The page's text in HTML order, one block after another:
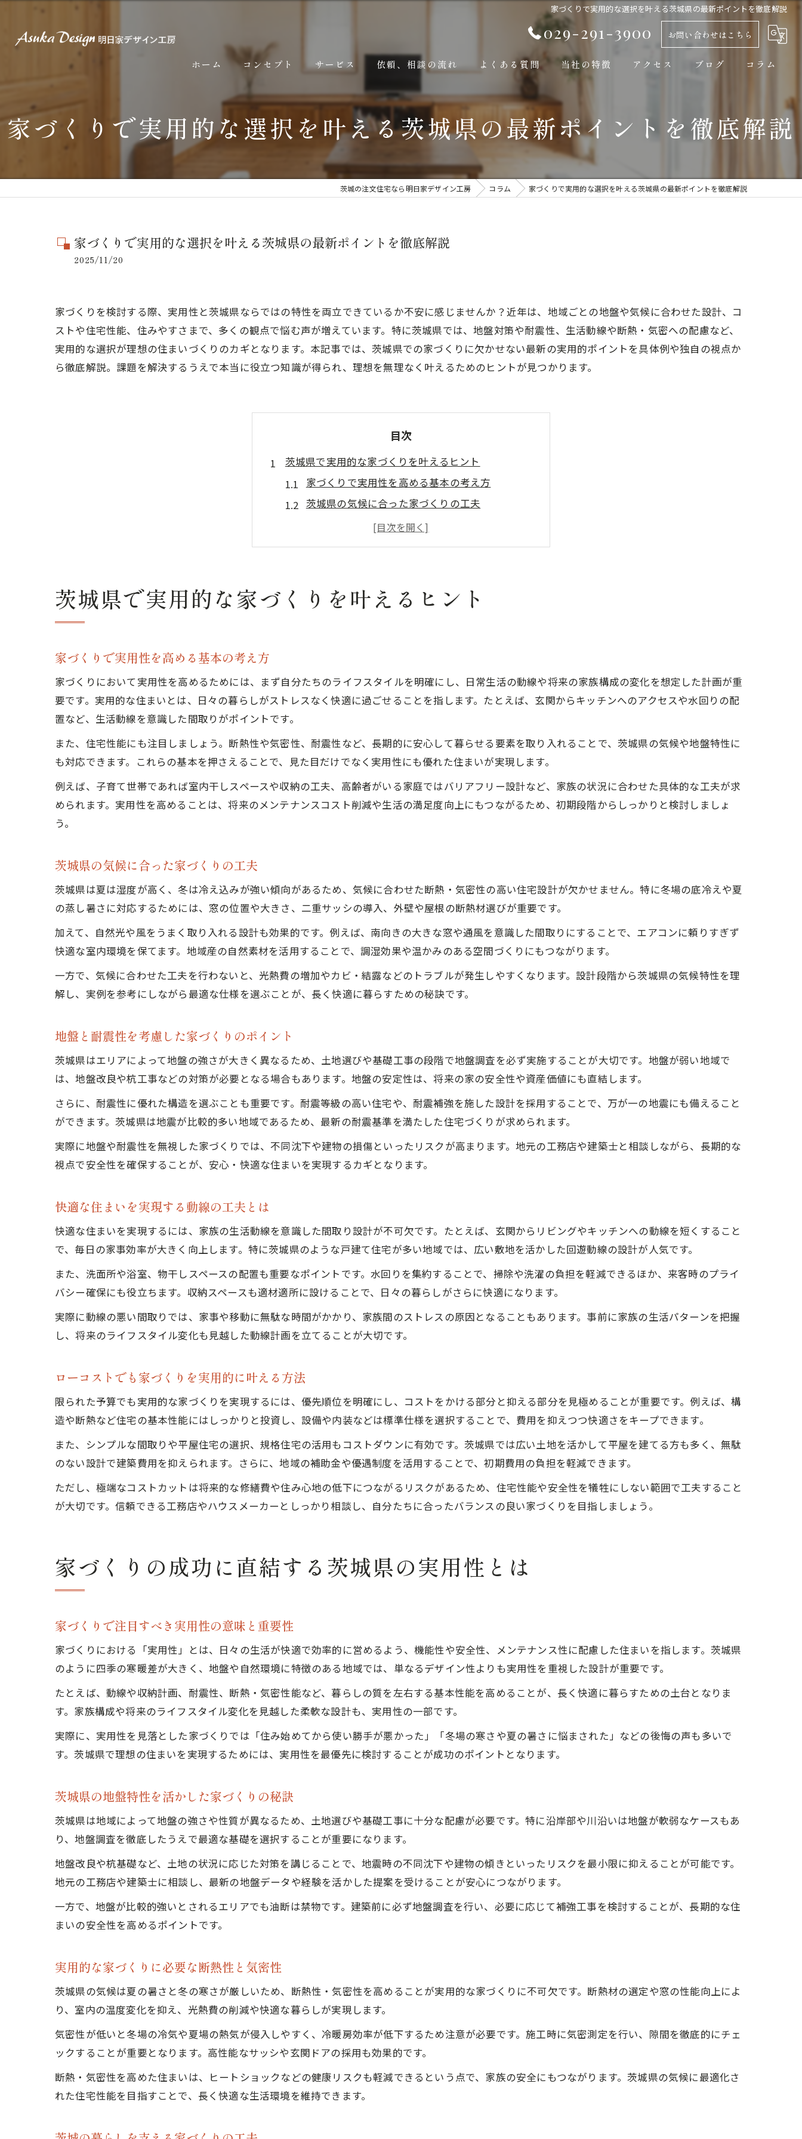
家づくりで実用的な選択を叶える茨城県の最新ポイントを徹底解説
029-291-3900 お問い合わせはこちら
ホーム コンセプト サービス 依頼、相談の流れ よくある質問 当社の特徴
新築
平屋
自然素材
工務店
アクセス ブログ コラム
家づくりで実用的な選択を叶える茨城県の最新ポイントを徹底解説
茨城の注文住宅なら明日家デザイン工房 コラム 家づくりで実用的な選択を叶える茨城県の最新ポイントを徹底解説
家づくりで実用的な選択を叶える茨城県の最新ポイントを徹底解説
2025/11/20
家づくりを検討する際、実用性と茨城県ならではの特性を両立できているか不安に感じませんか？近年は、地域ごとの地盤や気候に合わせた設計、コ
ストや住宅性能、住みやすさまで、多くの観点で悩む声が増えています。特に茨城県では、地盤対策や耐震性、生活動線や断熱・気密への配慮など、
実用的な選択が理想の住まいづくりのカギとなります。本記事では、茨城県での家づくりに欠かせない最新の実用的ポイントを具体例や独自の視点か
ら徹底解説。課題を解決するうえで本当に役立つ知識が得られ、理想を無理なく叶えるためのヒントが見つかります。
目次
茨城県で実用的な家づくりを叶えるヒント
家づくりで実用性を高める基本の考え方
茨城県の気候に合った家づくりの工夫
地盤と耐震性を考慮した家づくりのポイント
快適な住まいを実現する動線の工夫とは
家づくりの成功に直結する茨城県の実用性とは
家づくりで注目すべき実用性の意味と重要性
実用性を重視した家づくりの間取り設計術
快適な暮らしを実現する茨城の家づくり術
茨城の四季に対応した家づくりの工夫
家づくりで考える生活動線と収納の最適化
地盤や災害リスクを考えた家づくりの工夫
家づくりにおける耐震・省エネの重要性
家づくりで家族のライフスタイルを反映する方法
家族の声を活かす家づくりの進め方
実用的な家を目指す方に茨城県が選ばれる理由
家づくりで茨城県が支持される実用的魅力
茨城の家づくりに適した土地と環境の特徴
実用性重視の家づくりが叶う地元のメリット
家づくり経験者が語る茨城の住みやすさ
茨城県で実用的な家づくりを叶えるヒント
家づくりで実用性を高める基本の考え方
家づくりにおいて実用性を高めるためには、まず自分たちのライフスタイルを明確にし、日常生活の動線や将来の家族構成の変化を想定した計画が重
要です。実用的な住まいとは、日々の暮らしがストレスなく快適に過ごせることを指します。たとえば、玄関からキッチンへのアクセスや水回りの配
置など、生活動線を意識した間取りがポイントです。
また、住宅性能にも注目しましょう。断熱性や気密性、耐震性など、長期的に安心して暮らせる要素を取り入れることで、茨城県の気候や地盤特性に
も対応できます。これらの基本を押さえることで、見た目だけでなく実用性にも優れた住まいが実現します。
例えば、子育て世帯であれば室内干しスペースや収納の工夫、高齢者がいる家庭ではバリアフリー設計など、家族の状況に合わせた具体的な工夫が求
められます。実用性を高めることは、将来のメンテナンスコスト削減や生活の満足度向上にもつながるため、初期段階からしっかりと検討しましょ
う。
茨城県の気候に合った家づくりの工夫
茨城県は夏は湿度が高く、冬は冷え込みが強い傾向があるため、気候に合わせた断熱・気密性の高い住宅設計が欠かせません。特に冬場の底冷えや夏
の蒸し暑さに対応するためには、窓の位置や大きさ、二重サッシの導入、外壁や屋根の断熱材選びが重要です。
加えて、自然光や風をうまく取り入れる設計も効果的です。例えば、南向きの大きな窓や通風を意識した間取りにすることで、エアコンに頼りすぎず
快適な室内環境を保てます。地域産の自然素材を活用することで、調湿効果や温かみのある空間づくりにもつながります。
一方で、気候に合わせた工夫を行わないと、光熱費の増加やカビ・結露などのトラブルが発生しやすくなります。設計段階から茨城県の気候特性を理
解し、実例を参考にしながら最適な仕様を選ぶことが、長く快適に暮らすための秘訣です。
地盤と耐震性を考慮した家づくりのポイント
茨城県はエリアによって地盤の強さが大きく異なるため、土地選びや基礎工事の段階で地盤調査を必ず実施することが大切です。地盤が弱い地域で
は、地盤改良や杭工事などの対策が必要となる場合もあります。地盤の安定性は、将来の家の安全性や資産価値にも直結します。
さらに、耐震性に優れた構造を選ぶことも重要です。耐震等級の高い住宅や、耐震補強を施した設計を採用することで、万が一の地震にも備えること
ができます。茨城県は地震が比較的多い地域であるため、最新の耐震基準を満たした住宅づくりが求められます。
実際に地盤や耐震性を無視した家づくりでは、不同沈下や建物の損傷といったリスクが高まります。地元の工務店や建築士と相談しながら、長期的な
視点で安全性を確保することが、安心・快適な住まいを実現するカギとなります。
快適な住まいを実現する動線の工夫とは
快適な住まいを実現するには、家族の生活動線を意識した間取り設計が不可欠です。たとえば、玄関からリビングやキッチンへの動線を短くすること
で、毎日の家事効率が大きく向上します。特に茨城県のような戸建て住宅が多い地域では、広い敷地を活かした回遊動線の設計が人気です。
また、洗面所や浴室、物干しスペースの配置も重要なポイントです。水回りを集約することで、掃除や洗濯の負担を軽減できるほか、来客時のプライ
バシー確保にも役立ちます。収納スペースも適材適所に設けることで、日々の暮らしがさらに快適になります。
実際に動線の悪い間取りでは、家事や移動に無駄な時間がかかり、家族間のストレスの原因となることもあります。事前に家族の生活パターンを把握
し、将来のライフスタイル変化も見越した動線計画を立てることが大切です。
ローコストでも家づくりを実用的に叶える方法
限られた予算でも実用的な家づくりを実現するには、優先順位を明確にし、コストをかける部分と抑える部分を見極めることが重要です。例えば、構
造や断熱など住宅の基本性能にはしっかりと投資し、設備や内装などは標準仕様を選択することで、費用を抑えつつ快適さをキープできます。
また、シンプルな間取りや平屋住宅の選択、規格住宅の活用もコストダウンに有効です。茨城県では広い土地を活かして平屋を建てる方も多く、無駄
のない設計で建築費用を抑えられます。さらに、地域の補助金や優遇制度を活用することで、初期費用の負担を軽減できます。
ただし、極端なコストカットは将来的な修繕費や住み心地の低下につながるリスクがあるため、住宅性能や安全性を犠牲にしない範囲で工夫すること
が大切です。信頼できる工務店やハウスメーカーとしっかり相談し、自分たちに合ったバランスの良い家づくりを目指しましょう。
家づくりの成功に直結する茨城県の実用性とは
家づくりで注目すべき実用性の意味と重要性
家づくりにおける「実用性」とは、日々の生活が快適で効率的に営めるよう、機能性や安全性、メンテナンス性に配慮した住まいを指します。茨城県
のように四季の寒暖差が大きく、地盤や自然環境に特徴のある地域では、単なるデザイン性よりも実用性を重視した設計が重要です。
たとえば、動線や収納計画、耐震性、断熱・気密性能など、暮らしの質を左右する基本性能を高めることが、長く快適に暮らすための土台となりま
す。家族構成や将来のライフスタイル変化を見越した柔軟な設計も、実用性の一部です。
実際に、実用性を見落とした家づくりでは「住み始めてから使い勝手が悪かった」「冬場の寒さや夏の暑さに悩まされた」などの後悔の声も多いで
す。茨城県で理想の住まいを実現するためには、実用性を最優先に検討することが成功のポイントとなります。
茨城県の地盤特性を活かした家づくりの秘訣
茨城県は地域によって地盤の強さや性質が異なるため、土地選びや基礎工事に十分な配慮が必要です。特に沿岸部や川沿いは地盤が軟弱なケースもあ
り、地盤調査を徹底したうえで最適な基礎を選択することが重要になります。
地盤改良や杭基礎など、土地の状況に応じた対策を講じることで、地震時の不同沈下や建物の傾きといったリスクを最小限に抑えることが可能です。
地元の工務店や建築士に相談し、最新の地盤データや経験を活かした提案を受けることが安心につながります。
一方で、地盤が比較的強いとされるエリアでも油断は禁物です。建築前に必ず地盤調査を行い、必要に応じて補強工事を検討することが、長期的な住
まいの安全性を高めるポイントです。
実用的な家づくりに必要な断熱性と気密性
茨城県の気候は夏の暑さと冬の寒さが厳しいため、断熱性・気密性を高めることが実用的な家づくりに不可欠です。断熱材の選定や窓の性能向上によ
り、室内の温度変化を抑え、光熱費の削減や快適な暮らしが実現します。
気密性が低いと冬場の冷気や夏場の熱気が侵入しやすく、冷暖房効率が低下するため注意が必要です。施工時に気密測定を行い、隙間を徹底的にチェ
ックすることが重要となります。高性能なサッシや玄関ドアの採用も効果的です。
断熱・気密性を高めた住まいは、ヒートショックなどの健康リスクも軽減できるという点で、家族の安全にもつながります。茨城県の気候に最適化さ
れた住宅性能を目指すことで、長く快適な生活環境を維持できます。